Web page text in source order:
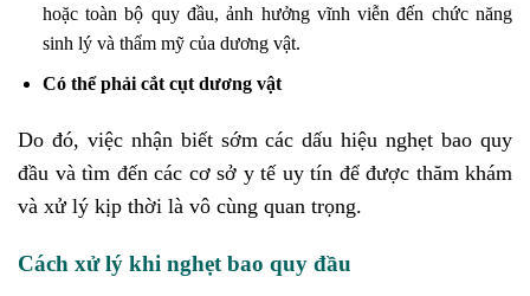
hoặc toàn bộ quy đầu, ảnh hưởng vĩnh viễn đến chức năng
sinh lý và thẩm mỹ của dương vật.
Có thể phải cắt cụt dương vật
Do đó, việc nhận biết sớm các dấu hiệu nghẹt bao quy
đầu và tìm đến các cơ sở y tế uy tín để được thăm khám
và xử lý kịp thời là vô cùng quan trọng.
Cách xử lý khi nghẹt bao quy đầu